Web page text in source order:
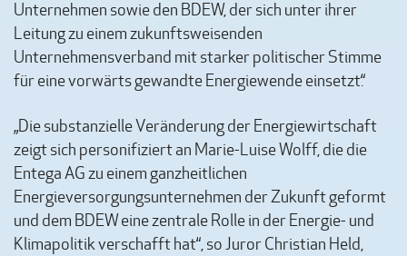
Unternehmen sowie den BDEW, der sich unter ihrer
Leitung zu einem zukunftsweisenden
Unternehmensverband mit starker politischer Stimme
für eine vorwärts gewandte Energiewende einsetzt.“
„Die substanzielle Veränderung der Energiewirtschaft
zeigt sich personifiziert an Marie-Luise Wolff, die die
Entega AG zu einem ganzheitlichen
Energieversorgungsunternehmen der Zukunft geformt
und dem BDEW eine zentrale Rolle in der Energie- und
Klimapolitik verschafft hat“, so Juror Christian Held,